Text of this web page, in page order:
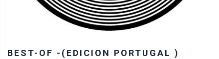
BEST-OF -(EDICION PORTUGAL )